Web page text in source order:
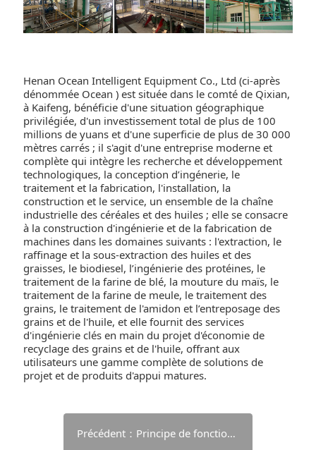
Henan Ocean Intelligent Equipment Co., Ltd (ci-après
dénommée Ocean) est située dans le comté de Qixian,
à Kaifeng, bénéficie d'une situation géographique
privilégiée, d'un investissement total de plus de 100
millions de yuans et d'une superficie de plus de 30 000
mètres carrés ; il s'agit d'une entreprise moderne et
complète qui intègre les recherche et développement
technologiques, la conception d’ingénerie, le
traitement et la fabrication, l'installation, la
construction et le service, un ensemble de la chaîne
industrielle des céréales et des huiles ; elle se consacre
à la construction d'ingénierie et de la fabrication de
machines dans les domaines suivants : l'extraction, le
raffinage et la sous-extraction des huiles et des
graisses, le biodiesel, l’ingénierie des protéines, le
traitement de la farine de blé, la mouture du maïs, le
traitement de la farine de meule, le traitement des
grains, le traitement de l'amidon et l’entreposage des
grains et de l'huile, et elle fournit des services
d'ingénierie clés en main du projet d'économie de
recyclage des grains et de l'huile, offrant aux
utilisateurs une gamme complète de solutions de
projet et de produits d'appui matures.
Précédent：Principe de fonctionnement de la presse à huile multifonctionnelle à double vis